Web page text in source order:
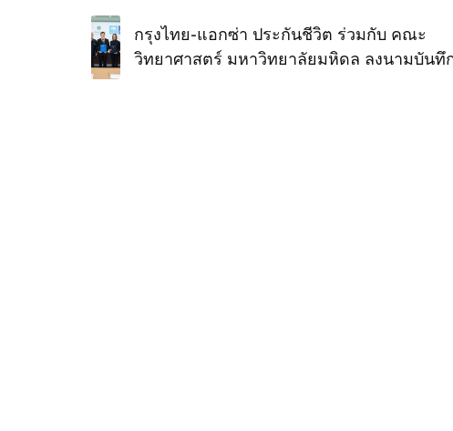
navigation
กรุงไทย-แอกซ่า ประกันชีวิต ร่วมกับ คณะ
วิทยาศาสตร์ มหาวิทยาลัยมหิดล ลงนามบันทึ